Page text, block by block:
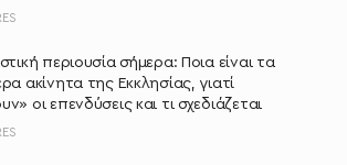
περιουσία σήμερα: Ποια είναι τα
ακίνητα της Εκκλησίας, γιατί
οι επενδύσεις και τι σχεδιάζεται